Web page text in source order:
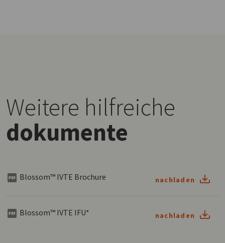
Weitere hilfreiche
dokumente
Blossom™ IVTE Brochure nachladen
Blossom™ IVTE IFU* nachladen